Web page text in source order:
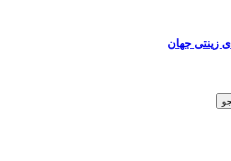
زینتی جهان